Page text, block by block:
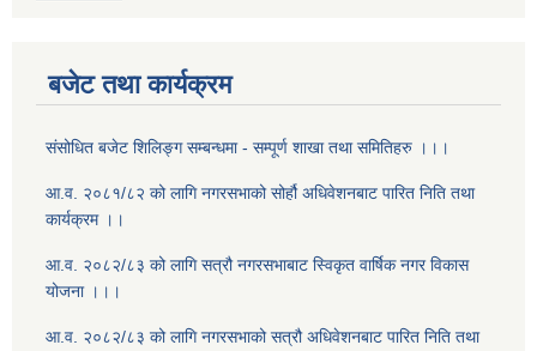
बजेट तथा कार्यक्रम
संसोधित बजेट शिलिङ्ग सम्बन्धमा - सम्पूर्ण शाखा तथा समितिहरु ।।।
आ.व. २०८१/८२ को लागि नगरसभाको सोर्हौ अधिवेशनबाट पारित निति तथा
कार्यक्रम ।।
आ.व. २०८२/८३ को लागि सत्रौ नगरसभाबाट स्विकृत वार्षिक नगर विकास
योजना ।।।
आ.व. २०८२/८३ को लागि नगरसभाको सत्रौ अधिवेशनबाट पारित निति तथा